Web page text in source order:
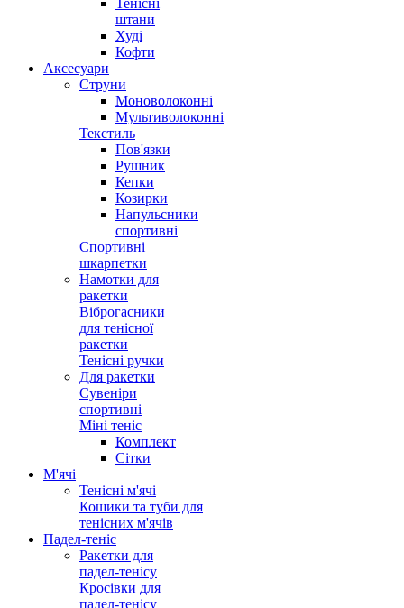
Тенісні
штани
Худі
Кофти
Аксесуари
Струни
Моноволоконні
Мультиволоконні
Текстиль
Пов'язки
Рушник
Кепки
Козирки
Напульсники
спортивні
Спортивні
шкарпетки
Намотки для
ракетки
Віброгасники
для тенісної
ракетки
Тенісні ручки
Для ракетки
Сувеніри
спортивні
Міні теніс
Комплект
Сітки
М'ячі
Тенісні м'ячі
Кошики та туби для
тенісних м'ячів
Падел-теніс
Ракетки для
падел-тенісу
Кросівки для
падел-тенісу